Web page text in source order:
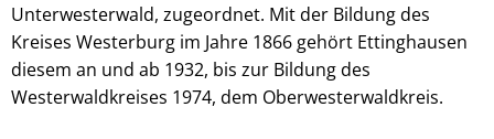
Unterwesterwald, zugeordnet. Mit der Bildung des
Kreises Westerburg im Jahre 1866 gehört Ettinghausen
diesem an und ab 1932, bis zur Bildung des
Westerwaldkreises 1974, dem Oberwesterwaldkreis.